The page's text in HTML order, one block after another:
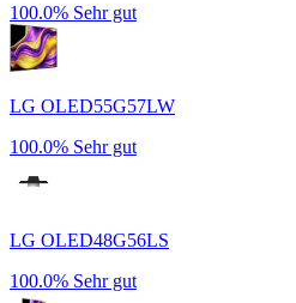
100.0% Sehr gut
LG OLED55G57LW
100.0% Sehr gut
LG OLED48G56LS
100.0% Sehr gut